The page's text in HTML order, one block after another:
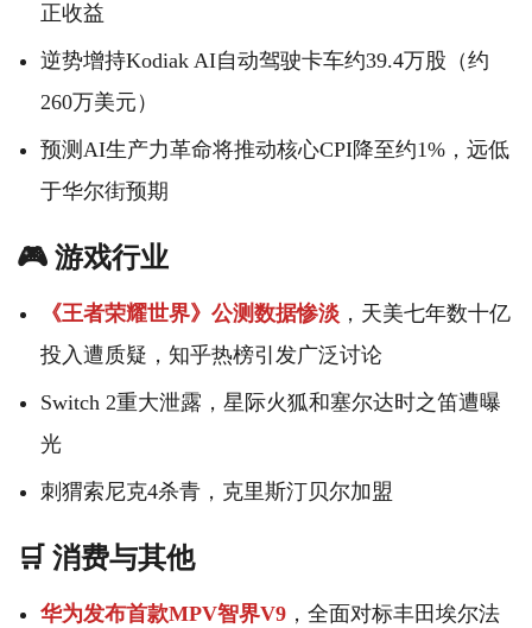
正收益
逆势增持Kodiak AI自动驾驶卡车约39.4万股（约
260万美元）
预测AI生产力革命将推动核心CPI降至约1%，远低
于华尔街预期
🎮 游戏行业
《王者荣耀世界》公测数据惨淡 ，天美七年数十亿
投入遭质疑，知乎热榜引发广泛讨论
Switch 2重大泄露，星际火狐和塞尔达时之笛遭曝
光
刺猬索尼克4杀青，克里斯汀贝尔加盟
🛒 消费与其他
华为发布首款MPV智界V9 ，全面对标丰田埃尔法